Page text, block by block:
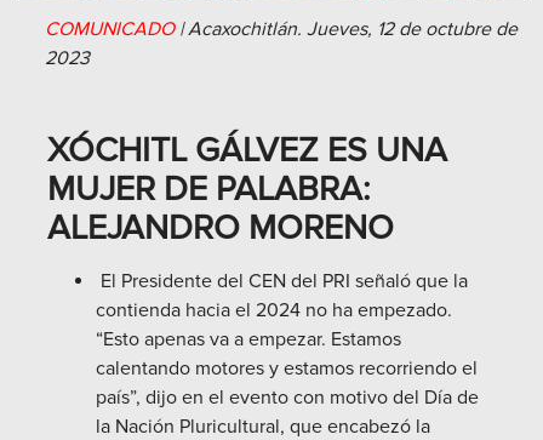
COMUNICADO|Acaxochitlán. Jueves, 12 de octubre de
2023
XÓCHITL GÁLVEZ ES UNA
MUJER DE PALABRA:
ALEJANDRO MORENO
El Presidente del CEN del PRI señaló que la
contienda hacia el 2024 no ha empezado.
“Esto apenas va a empezar. Estamos
calentando motores y estamos recorriendo el
país”, dijo en el evento con motivo del Día de
la Nación Pluricultural, que encabezó la